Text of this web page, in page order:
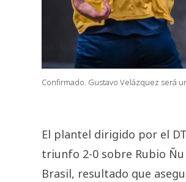
Confirmado. Gustavo Velázquez será
El plantel dirigido por el
triunfo 2-0 sobre Rubio
Brasil, resultado que